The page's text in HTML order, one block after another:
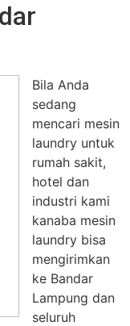
Bila Anda
sedang
mencari mesin
laundry untuk
rumah sakit,
hotel dan
industri kami
kanaba mesin
laundry bisa
mengirimkan
ke Bandar
Lampung dan
seluruh